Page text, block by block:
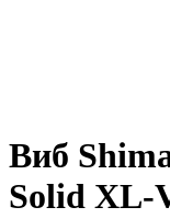
Виб
Solid XL-